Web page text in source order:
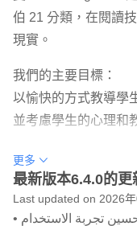
伯 21 分類，在閱讀
現實。
我們的主要目標：
以愉快的方式教導學
並考慮學生的心理和
我們將為您的學生提
漸進式文字將閱讀技
記錄並插圖的故事。
更多
最新版本6.4.0的更
Last updated on 2026